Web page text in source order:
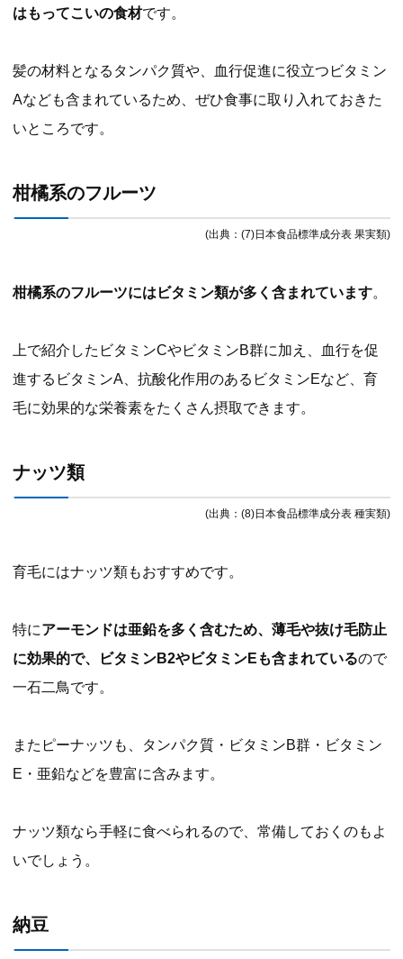
はもってこいの食材です。
髪の材料となるタンパク質や、血行促進に役立つビタミン
Aなども含まれているため、ぜひ食事に取り入れておきた
いところです。
柑橘系のフルーツ
(出典：(7)日本食品標準成分表 果実類)
柑橘系のフルーツにはビタミン類が多く含まれています。
上で紹介したビタミンCやビタミンB群に加え、血行を促
進するビタミンA、抗酸化作用のあるビタミンEなど、育
毛に効果的な栄養素をたくさん摂取できます。
ナッツ類
(出典：(8)日本食品標準成分表 種実類)
育毛にはナッツ類もおすすめです。
特にアーモンドは亜鉛を多く含むため、薄毛や抜け毛防止
に効果的で、ビタミンB2やビタミンEも含まれているので
一石二鳥です。
またピーナッツも、タンパク質・ビタミンB群・ビタミン
E・亜鉛などを豊富に含みます。
ナッツ類なら手軽に食べられるので、常備しておくのもよ
いでしょう。
納豆